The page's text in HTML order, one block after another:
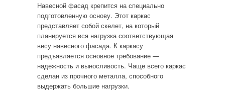
Навесной фасад крепится на специально
подготовленную основу. Этот каркас
представляет собой скелет, на который
планируется вся нагрузка соответствующая
весу навесного фасада. К каркасу
предъявляется основное требование —
надежность и выносливость. Чаще всего каркас
сделан из прочного металла, способного
выдержать большие нагрузки.